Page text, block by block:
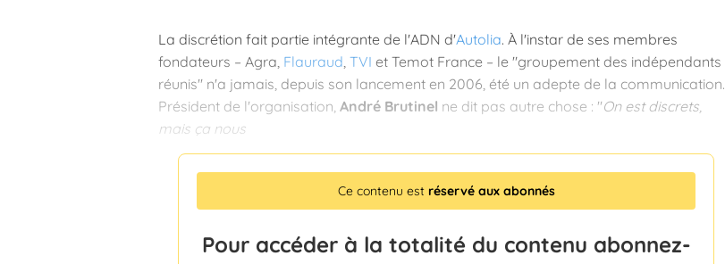
La discrétion fait partie intégrante de l'ADN d'Autolia. À l'instar de ses membres
fondateurs – Agra, Flauraud, TVI et Temot France – le "groupement des indépendants
réunis" n'a jamais, depuis son lancement en 2006, été un adepte de la communication.
Président de l'organisation, André Brutinel ne dit pas autre chose : "On est discrets,
mais ça nous
Ce contenu est réservé aux abonnés
Pour accéder à la totalité du contenu abonnez-